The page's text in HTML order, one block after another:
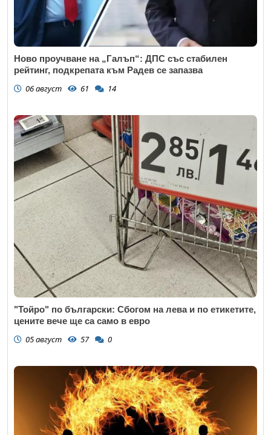
Ново проучване на „Галъп“: ДПС със стабилен
рейтинг, подкрепата към Радев се запазва
06 август 61 14
"Тойро" по български: Сбогом на лева и по етикетите,
цените вече ще са само в евро
05 август 57 0